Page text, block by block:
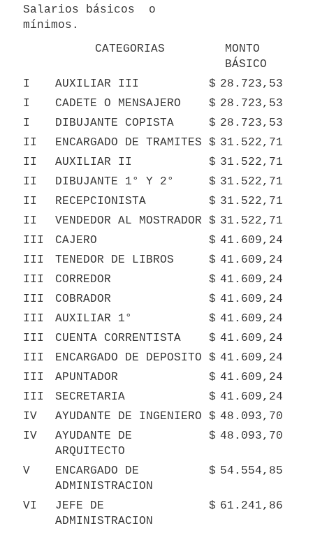
Salarios básicos  o
mínimos.
CATEGORIAS
MONTO
BÁSICO
I
AUXILIAR III $ 28.723,53
I
CADETE O MENSAJERO $ 28.723,53
I
DIBUJANTE COPISTA $ 28.723,53
II
ENCARGADO DE TRAMITES $ 31.522,71
II
AUXILIAR II $ 31.522,71
II
DIBUJANTE 1° Y 2° $ 31.522,71
II
RECEPCIONISTA $ 31.522,71
II
VENDEDOR AL MOSTRADOR $ 31.522,71
III
CAJERO $ 41.609,24
III
TENEDOR DE LIBROS $ 41.609,24
III
CORREDOR $ 41.609,24
III
COBRADOR $ 41.609,24
III
AUXILIAR 1° $ 41.609,24
III
CUENTA CORRENTISTA $ 41.609,24
III
ENCARGADO DE DEPOSITO $ 41.609,24
III
APUNTADOR $ 41.609,24
III
SECRETARIA $ 41.609,24
IV
AYUDANTE DE INGENIERO $ 48.093,70
IV
AYUDANTE DE
ARQUITECTO
$ 48.093,70
V
ENCARGADO DE
ADMINISTRACION
$ 54.554,85
VI
JEFE DE
ADMINISTRACION
$ 61.241,86